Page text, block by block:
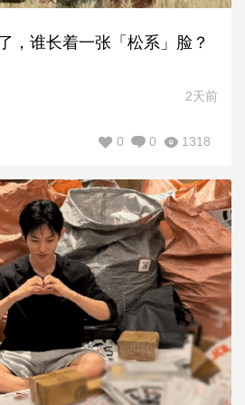
，谁长着一张「松系」脸？
2天前
1318
0
0